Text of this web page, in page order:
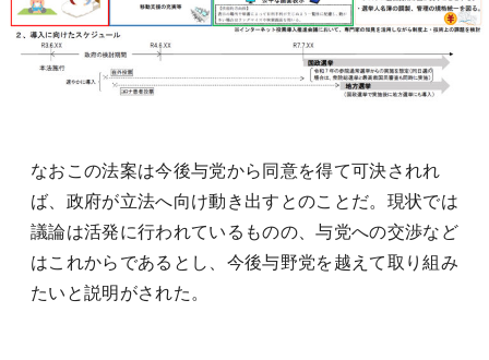
なおこの法案は今後与党から同意を得て可決されれ
ば、政府が立法へ向け動き出すとのことだ。現状では
議論は活発に行われているものの、与党への交渉など
はこれからであるとし、今後与野党を越えて取り組み
たいと説明がされた。